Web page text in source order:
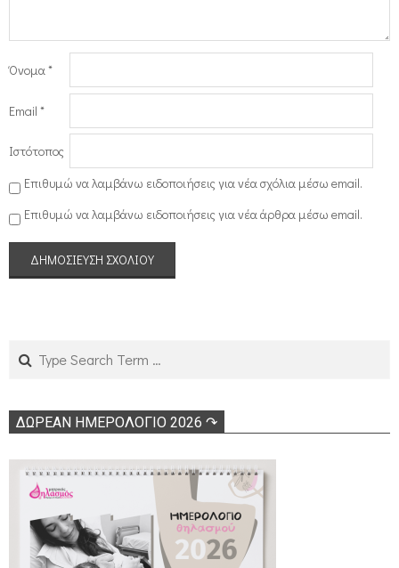
Όνομα*
Email *
Ιστότοπος
Επιθυμώ να λαμβάνω ειδοποιήσεις για νέα σχόλια μέσω email.
Επιθυμώ να λαμβάνω ειδοποιήσεις για νέα άρθρα μέσω email.
Search
ΔΩΡΕΑΝ ΗΜΕΡΟΛΟΓΙΟ 2026 ↷